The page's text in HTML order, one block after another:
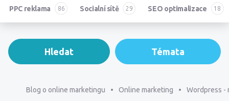
PPC reklama Socialní sítě SEO optimalizace
Blog o online marketingu Online marketing Wordpress -
Hledat Témata